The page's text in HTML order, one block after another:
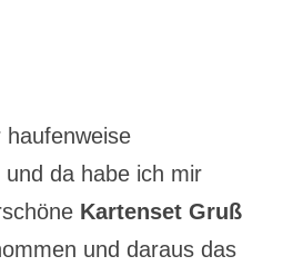
haufenweise
da habe ich mir
Kartenset Gruß
und daraus das